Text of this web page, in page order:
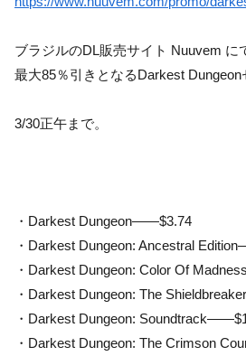
ブラジルのDL販売サイト Nuuvem に
最大85％引きとなるDarkest Dungeon
3/30正午まで。
・Darkest Dungeon——$3.74
・Darkest Dungeon: Ancestral
・Darkest Dungeon: Color Of
・Darkest Dungeon: The
・Darkest Dungeon:
・Darkest Dungeon: The Crimson